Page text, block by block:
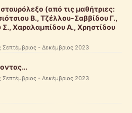
(από τις μαθήτριες:
Β., Τζέλλου-Σαββίδου Γ.,
Σ., Χαραλαμπίδου Α., Χρηστίδου
Σεπτέμβριος - Δεκέμβριος 2023
Σεπτέμβριος - Δεκέμβριος 2023